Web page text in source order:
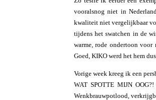
vooralsnog niet in
kwaliteit niet vergelijkbaar
tijdens het swatchen in de
warme, rode ondertoon
Goed, KIKO werd het hem
Vorige week kreeg ik een
WAT SPOTTE MIJN
Wenkbrauwpotlood,